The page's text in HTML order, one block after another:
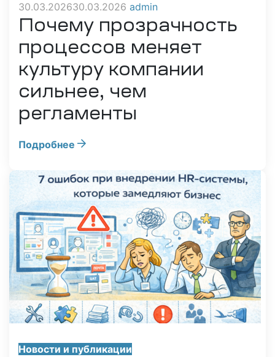
Почему прозрачность
процессов меняет
культуру компании
сильнее, чем
регламенты
30.03.202630.03.2026 admin
Подробнее
Новости и публикации